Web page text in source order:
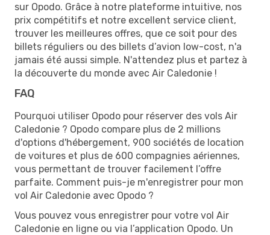
sur Opodo. Grâce à notre plateforme intuitive, nos
prix compétitifs et notre excellent service client,
trouver les meilleures offres, que ce soit pour des
billets réguliers ou des billets d’avion low-cost, n'a
jamais été aussi simple. N'attendez plus et partez à
la découverte du monde avec Air Caledonie !
FAQ
Pourquoi utiliser Opodo pour réserver des vols Air
Caledonie ? Opodo compare plus de 2 millions
d'options d'hébergement, 900 sociétés de location
de voitures et plus de 600 compagnies aériennes,
vous permettant de trouver facilement l’offre
parfaite. Comment puis-je m'enregistrer pour mon
vol Air Caledonie avec Opodo ?
Vous pouvez vous enregistrer pour votre vol Air
Caledonie en ligne ou via l’application Opodo. Un